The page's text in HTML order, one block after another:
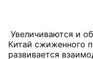
Увеличиваются и
Китай сжиженного
развивается